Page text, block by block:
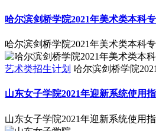
哈尔滨剑桥学院2021年美术类本科
哈尔滨剑桥学院2021年美术类本科
艺术类招生计划 哈尔滨剑桥学院
山东女子学院2021年迎新系统使用
山东女子学院2021年迎新系统使用